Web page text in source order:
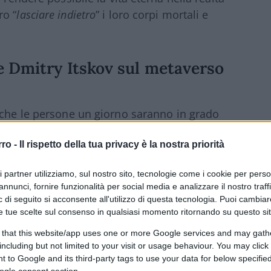
- Il rispetto della tua privacy è la nostra priorità
partner utilizziamo, sul nostro sito, tecnologie come i cookie per
fornire funzionalità per social media e analizzare il nostro
di seguito si acconsente all'utilizzo di questa tecnologia. Puoi
tue scelte sul consenso in qualsiasi momento ritornando su questo
that this website/app uses one or more Google services and may
but not limited to your visit or usage behaviour. You may
to Google and its third-party tags to use your data for below
“lasciare indietro” i loro corpi mortali e
Dmitry Itskov sul metaverso
le persone un giorno saranno in grado
fatto fortuna con una società di media
2045” che mira a “eliminare
i limiti del corpo umano.
di lucro che mira a prolungare la